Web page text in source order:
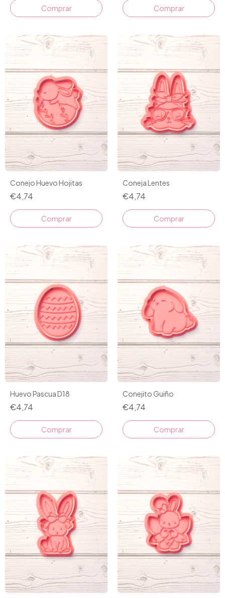
Comprar Comprar
Conejo Huevo Hojitas
€4,74
Comprar
Coneja Lentes
€4,74
Comprar
Huevo Pascua D18
€4,74
Comprar
Conejito Guiño
€4,74
Comprar